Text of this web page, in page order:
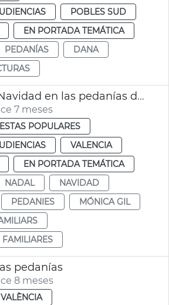
POBLES SUD
EN PORTADA TEMÁTICA
PEDANÍAS
DANA
Actividades Navidad en las pedanías de València
7 meses
POPULARES
VALENCIA
EN PORTADA TEMÁTICA
NADAL
NAVIDAD
PEDANIES
MÓNICA GIL
pedanías
8 meses